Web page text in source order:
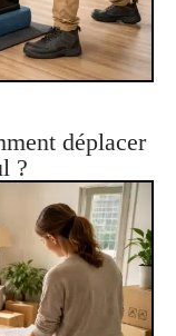
déplacer
?